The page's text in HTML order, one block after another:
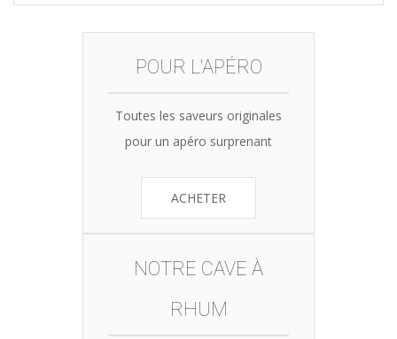
POUR L'APÉRO
Toutes les saveurs originales
pour un apéro surprenant
ACHETER
NOTRE CAVE À
RHUM